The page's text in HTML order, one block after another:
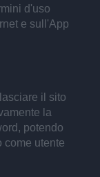
d'uso
e sull'App
il sito
la
potendo
come utente